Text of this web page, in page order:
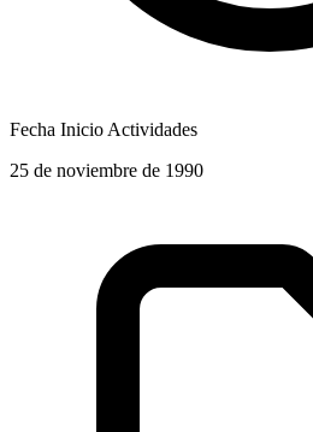
Fecha Inicio Actividades
25 de noviembre de 1990